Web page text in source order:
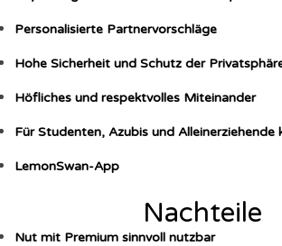
Personalisierte Partnervorschläge
Hohe Sicherheit und Schutz der
Höfliches und respektvolles Miteinander
Für Studenten, Azubis und Alleinerziehende
LemonSwan-App
Nachteile
Nut mit Premium sinnvoll nutzbar